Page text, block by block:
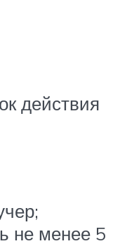
действия
не менее 5